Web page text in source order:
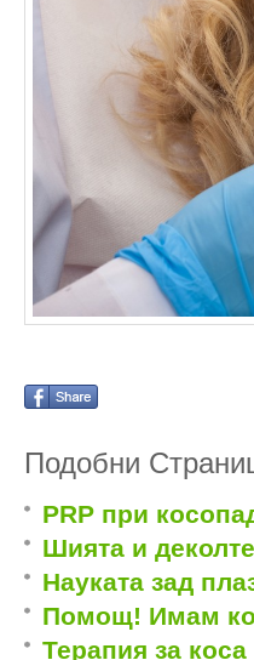
Подобни
PRP при
Шията и
Науката зад
Помощ! Имам
Терапия за коса